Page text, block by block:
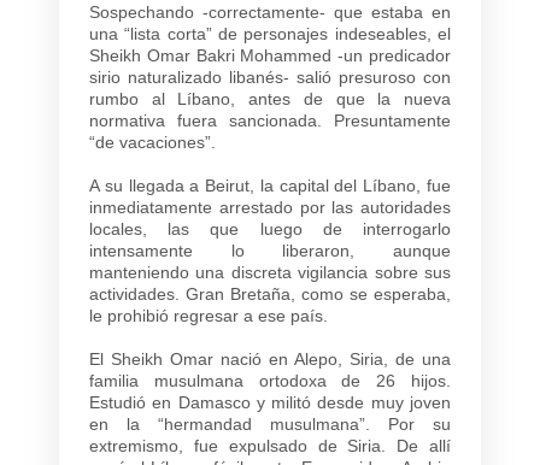
Sospechando -correctamente- que estaba en
una “lista corta” de personajes indeseables, el
Sheikh Omar Bakri Mohammed -un predicador
sirio naturalizado libanés- salió presuroso con
rumbo al Líbano, antes de que la nueva
normativa fuera sancionada. Presuntamente
“de vacaciones”.
A su llegada a Beirut, la capital del Líbano, fue
inmediatamente arrestado por las autoridades
locales, las que luego de interrogarlo
intensamente lo liberaron, aunque
manteniendo una discreta vigilancia sobre sus
actividades. Gran Bretaña, como se esperaba,
le prohibió regresar a ese país.
El Sheikh Omar nació en Alepo, Siria, de una
familia musulmana ortodoxa de 26 hijos.
Estudió en Damasco y militó desde muy joven
en la “hermandad musulmana”. Por su
extremismo, fue expulsado de Siria. De allí